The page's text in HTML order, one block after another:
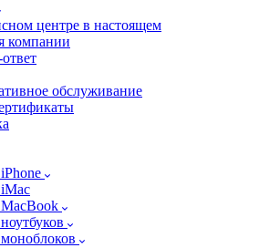
центре в настоящем
компании
обслуживание